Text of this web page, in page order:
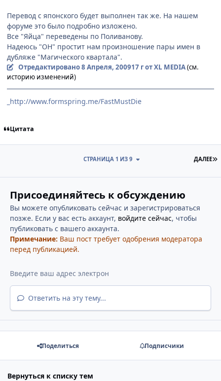
Перевод с японского будет выполнен так же. На нашем
форуме это было подробно изложено.
Все "Яйца" переведены по Поливанову.
Надеюсь "ОН" простит нам произношение пары имен в
дубляже "Магического квартала".
Отредактировано8 Апреля, 200917 гот XL MEDIA(см.
историю изменений)
_http://www.formspring.me/FastMustDie
Цитата
ДАЛЕЕ
СТРАНИЦА 1 ИЗ 9
Присоединяйтесь к обсуждению
Вы можете опубликовать сейчас и зарегистрироваться
позже. Если у вас есть аккаунт, войдите сейчас, чтобы
публиковать с вашего аккаунта.
Примечание: Ваш пост требует одобрения модератора
перед публикацией.
Ответить на эту тему...
Поделиться Подписчики
Вернуться к списку тем